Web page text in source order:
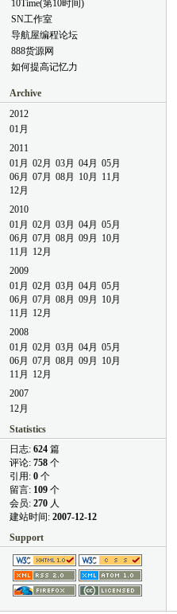
10Time(第10时间)
SN工作室
导航屋编程论坛
888货源网
如何提高记忆力
Archive
2012
01月
2011
01月 02月 03月 04月 05月
06月 07月 08月 10月
11月
12月
2010
01月 02月 03月 04月 05月
06月 07月 08月 09月
10月
11月
12月
2009
01月 02月 03月 04月 05月
06月 07月 08月 09月
10月
11月
12月
2008
01月 02月 03月 04月 05月
06月 07月 08月 09月
10月
11月
12月
2007
12月
Statistics
日志: 624 篇
评论: 758 个
引用: 0 个
留言: 109 个
会员: 270 人
建站时间: 2007-12-12
Support